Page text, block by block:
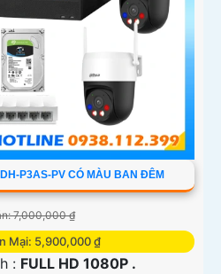
P3AS-PV CÓ MÀU BAN ĐÊM
7,000,000 ₫
Mại: 5,900,000 ₫
: FULL HD 1080P .